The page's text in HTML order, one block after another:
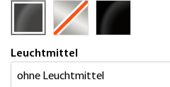
Leuchtmittel